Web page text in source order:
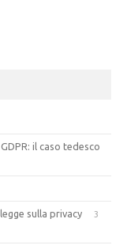
il caso tedesco
sulla privacy
3